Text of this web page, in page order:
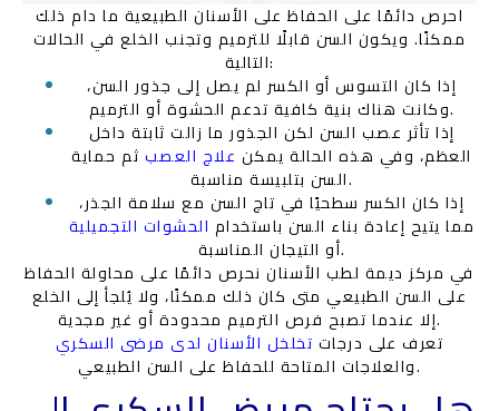
احرص دائمًا على الحفاظ على الأسنان الطبيعية ما دام ذلك
ممكنًا. ويكون السن قابلًا للترميم وتجنب الخلع في الحالات
التالية:
إذا كان التسوس أو الكسر لم يصل إلى جذور السن،
وكانت هناك بنية كافية تدعم الحشوة أو الترميم.
إذا تأثر عصب السن لكن الجذور ما زالت ثابتة داخل
العظم، وفي هذه الحالة يمكن علاج العصب ثم حماية
السن بتلبيسة مناسبة.
إذا كان الكسر سطحيًا في تاج السن مع سلامة الجذر،
مما يتيح إعادة بناء السن باستخدام الحشوات التجميلية
أو التيجان المناسبة.
في مركز ديمة لطب الأسنان نحرص دائمًا على محاولة الحفاظ
على السن الطبيعي متى كان ذلك ممكنًا، ولا يُلجأ إلى الخلع
إلا عندما تصبح فرص الترميم محدودة أو غير مجدية.
تعرف على درجات تخلخل الأسنان لدى مرضى السكري
والعلاجات المتاحة للحفاظ على السن الطبيعي.